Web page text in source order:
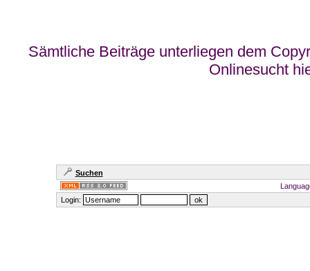
Sämtliche Beiträge unterliegen dem
Onlinesucht
Suchen
Login: